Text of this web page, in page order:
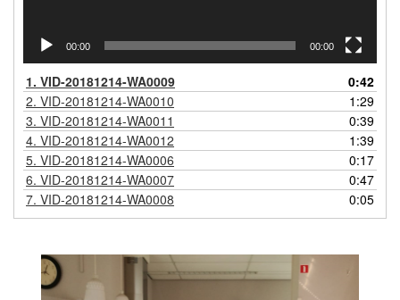
00:00 00:00
1. VID-20181214-WA0009
0:42
2. VID-20181214-WA0010
1:29
3. VID-20181214-WA0011
0:39
4. VID-20181214-WA0012
1:39
5. VID-20181214-WA0006
0:17
6. VID-20181214-WA0007
0:47
7. VID-20181214-WA0008 0:05